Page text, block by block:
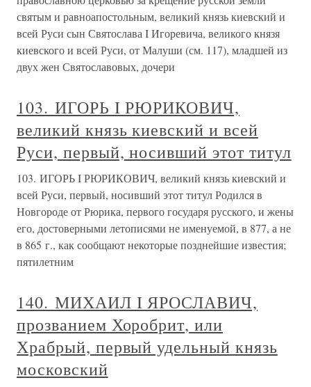
святым и равноапостольным, великий князь киевский и
всей Руси сын Святослава I Игоревича, великого князя
киевского и всей Руси, от Малуши (см. 117), младшей из
двух жен Святославовых, дочери
103. ИГОРЬ I РЮРИКОВИЧ,
великий князь киевский и всей
Руси, первый, носивший этот титул
103. ИГОРЬ I РЮРИКОВИЧ, великий князь киевский и
всей Руси, первый, носивший этот титул Родился в
Новгороде от Рюрика, первого государя русского, и жены
его, достоверными летописями не именуемой, в 877, а не
в 865 г., как сообщают некоторые позднейшие известия;
пятилетним
140. МИХАИЛ I ЯРОСЛАВИЧ,
прозванием Хоробрит, или
Храбрый, первый удельный князь
московский